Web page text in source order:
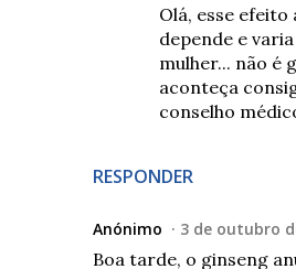
RESPONDER
Olá, esse
depende e
mulher... não é
aconteça
conselho
Anónimo 3 de outubro
Boa tarde, o ginseng